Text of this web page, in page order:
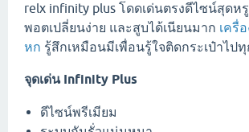
relx infinity plus โดดเด่นตรงดีไซน์สุดหรู
พอตเปลี่ยนง่าย และสูบได้เนียนมาก เครื่
หก รู้สึกเหมือนมีเพื่อนรู้ใจติดกระเป๋าไป
จุดเด่น Infinity Plus
ดีไซน์พรีเมียม